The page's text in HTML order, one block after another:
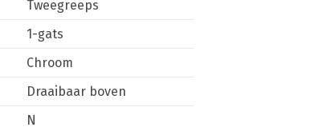
Tweegreeps
1-gats
Chroom
Draaibaar boven
N